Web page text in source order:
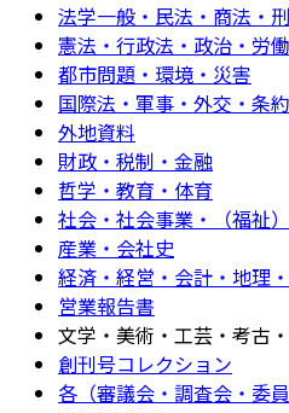
法学一般・民法・商法・
憲法・行政法・政治・労
都市問題・環境・災害
国際法・軍事・外交・条
外地資料
財政・税制・金融
哲学・教育・体育
社会・社会事業・（福祉
産業・会社史
経済・経営・会計・地理
営業報告書
文学・美術・工芸・考古
創刊号コレクション
各（審議会・調査会・委